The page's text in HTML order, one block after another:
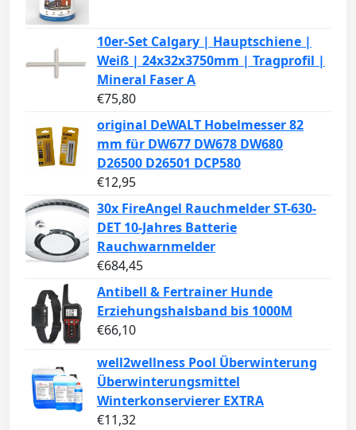
10er-Set Calgary | Hauptschiene |
Weiß | 24x32x3750mm | Tragprofil |
Mineral Faser A
€75,80
original DeWALT Hobelmesser 82
mm für DW677 DW678 DW680
D26500 D26501 DCP580
€12,95
30x FireAngel Rauchmelder ST-630-
DET 10-Jahres Batterie
Rauchwarnmelder
€684,45
Antibell & Fertrainer Hunde
Erziehungshalsband bis 1000M
€66,10
well2wellness Pool Überwinterung
Überwinterungsmittel
Winterkonservierer EXTRA
€11,32